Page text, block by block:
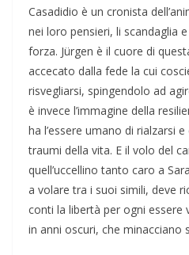
Casadidio è un cronista
nei loro pensieri, li scandaglia
forza. Jürgen è il cuore di
accecato dalla fede la cui
risvegliarsi, spingendolo ad
è invece l’immagine della
ha l’essere umano di rialzarsi
traumi della vita. E il volo del
quell’uccellino tanto caro a
a volare tra i suoi simili, deve
conti la libertà per ogni essere
in anni oscuri, che minacciano